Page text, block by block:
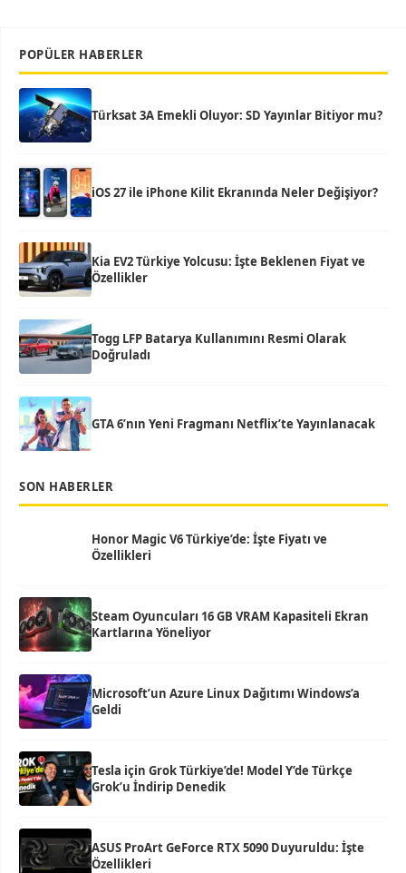
POPÜLER HABERLER
Türksat 3A Emekli Oluyor: SD Yayınlar Bitiyor mu?
iOS 27 ile iPhone Kilit Ekranında Neler Değişiyor?
Kia EV2 Türkiye Yolcusu: İşte Beklenen Fiyat ve
Özellikler
Togg LFP Batarya Kullanımını Resmi Olarak
Doğruladı
GTA 6’nın Yeni Fragmanı Netflix’te Yayınlanacak
SON HABERLER
Honor Magic V6 Türkiye’de: İşte Fiyatı ve
Özellikleri
Steam Oyuncuları 16 GB VRAM Kapasiteli Ekran
Kartlarına Yöneliyor
Microsoft’un Azure Linux Dağıtımı Windows’a
Geldi
Tesla için Grok Türkiye’de! Model Y’de Türkçe
Grok’u İndirip Denedik
ASUS ProArt GeForce RTX 5090 Duyuruldu: İşte
Özellikleri